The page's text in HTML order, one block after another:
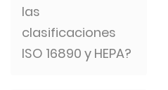
las
clasificaciones
ISO 16890 y HEPA?